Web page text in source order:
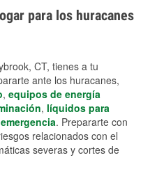
el agua estancada y
de respaldo son
para los huracanes
CT, tienes a tu
ante los huracanes,
, equipos de energía
, líquidos para
. Prepararte con
relacionados con el
severas y cortes de